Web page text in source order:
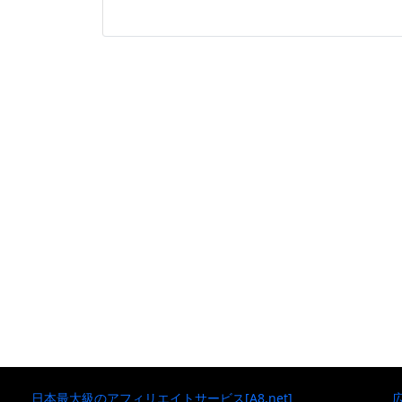
日本最大級のアフィリエイトサービス[A8.net]